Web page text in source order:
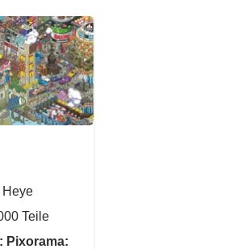
Heye
Teile
Pixorama: